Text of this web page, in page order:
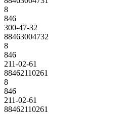
8
846
300-47-32
88463004732
8
846
211-02-61
88462110261
8
846
211-02-61
88462110261